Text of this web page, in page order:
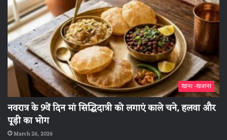
खाना -खजाना
नवरात्र के 9वें दिन मां सिद्धिदात्री को लगाएं काले चने, हलवा और
पूड़ी का भोग
March 26, 2026